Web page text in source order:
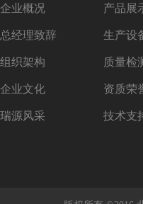
企业概况
总经理致辞
组织架构
企业文化
瑞源风采
产品展
生产设
质量检
资质荣
技术支